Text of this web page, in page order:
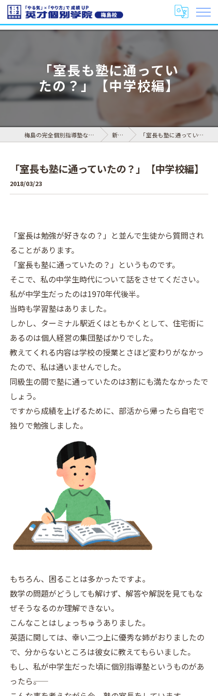
「室長も塾に通ってい
たの？」【中学校編】
梅島の完全個別指導塾なら英才個別学院 梅島校 新着情報 「室長も塾に通っていたの？」【中学校編】
「室長も塾に通っていたの？」【中学校編】
2018/03/23
「室長は勉強が好きなの？」と並んで生徒から質問され
ることがあります。
「室長も塾に通っていたの？」というものです。
そこで、私の中学生時代について話をさせてください。
私が中学生だったのは1970年代後半。
当時も学習塾はありました。
しかし、ターミナル駅近くはともかくとして、住宅街に
あるのは個人経営の集団塾ばかりでした。
教えてくれる内容は学校の授業とさほど変わりがなかっ
たので、私は通いませんでした。
同級生の間で塾に通っていたのは3割にも満たなかったで
しょう。
ですから成績を上げるために、部活から帰ったら自宅で
独りで勉強しました。
もちろん、困ることは多かったですよ。
数学の問題がどうしても解けず、解答や解説を見てもな
ぜそうなるのか理解できない。
こんなことはしょっちゅうありました。
英語に関しては、幸い二つ上に優秀な姉がおりましたの
で、分からないところは彼女に教えてもらいました。
もし、私が中学生だった頃に個別指導塾というものがあ
ったら――。